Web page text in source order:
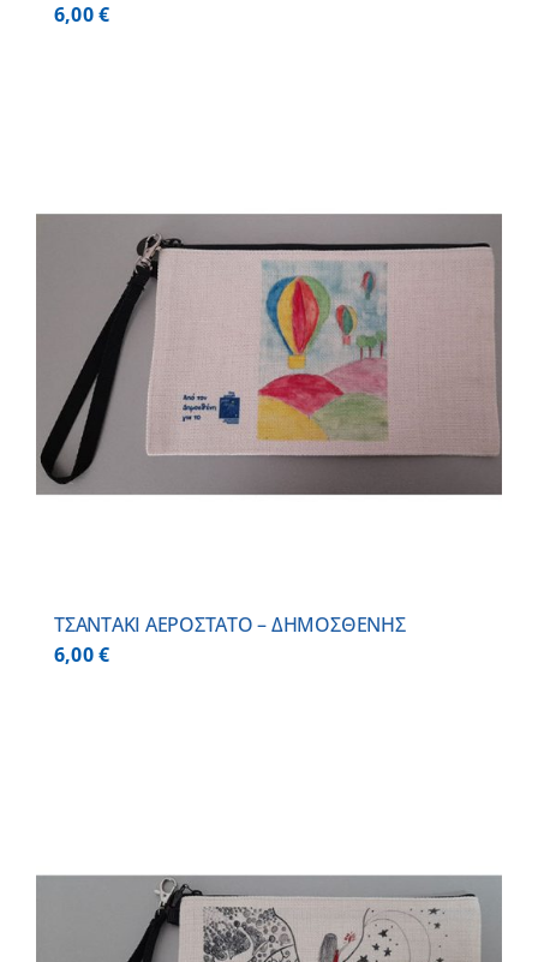
6,00€
ΤΣΑΝΤΑΚΙ ΑΕΡΟΣΤΑΤΟ – ΔΗΜΟΣΘΕΝΗΣ
6,00€